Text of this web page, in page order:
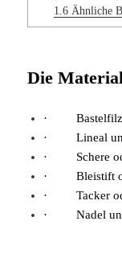
1.6Ähnliche
Die
· Bastelfilz,
· Lineal
· Schere
· Bleistift
· Tacker
· Nadel und